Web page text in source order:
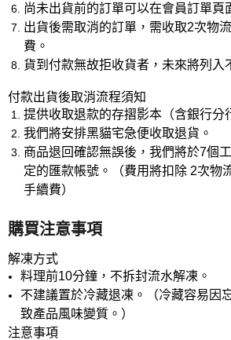
尚未出貨前的訂單可以在會員訂單頁
出貨後需取消的訂單，需收取2次物
費。
貨到付款無故拒收貨者，未來將列入
付款出貨後取消流程須知
提供收取退款的存摺影本（含銀行分
我們將安排黑貓宅急便收取退貨。
商品退回確認無誤後，我們將於7個
定的匯款帳號。（費用將扣除 2次物
手續費）
購買注意事項
解凍方式
料理前10分鐘，不拆封流水解凍。
不建議置於冷藏退凍。（冷藏容易因
致產品風味變質。）
注意事項